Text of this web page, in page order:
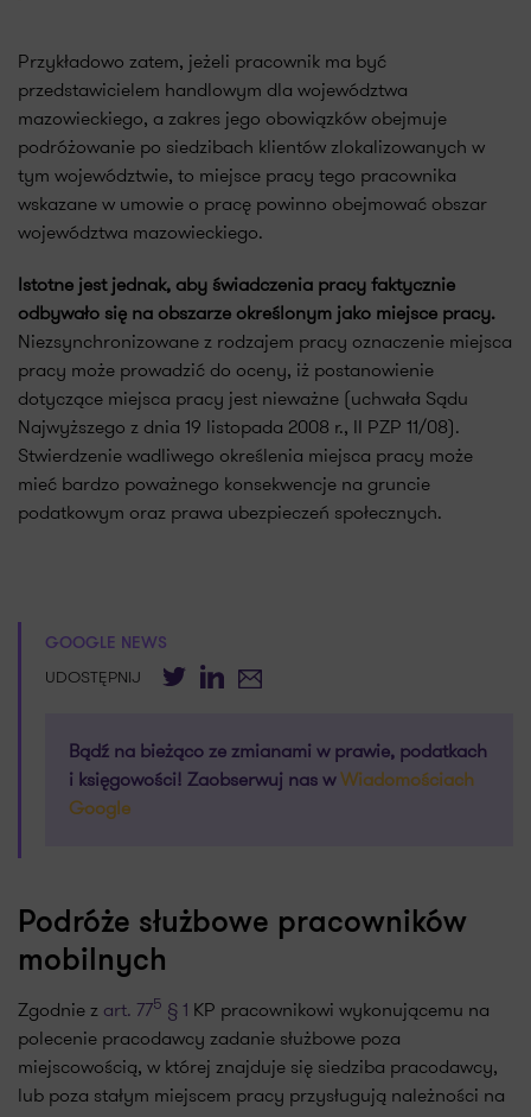
Przykładowo zatem, jeżeli pracownik ma być
przedstawicielem handlowym dla województwa
mazowieckiego, a zakres jego obowiązków obejmuje
podróżowanie po siedzibach klientów zlokalizowanych w
tym województwie, to miejsce pracy tego pracownika
wskazane w umowie o pracę powinno obejmować obszar
województwa mazowieckiego.
Istotne jest jednak, aby świadczenia pracy faktycznie
odbywało się na obszarze określonym jako miejsce pracy.
Niezsynchronizowane z rodzajem pracy oznaczenie miejsca
pracy może prowadzić do oceny, iż postanowienie
dotyczące miejsca pracy jest nieważne (uchwała Sądu
Najwyższego z dnia 19 listopada 2008 r., II PZP 11/08).
Stwierdzenie wadliwego określenia miejsca pracy może
mieć bardzo poważnego konsekwencje na gruncie
podatkowym oraz prawa ubezpieczeń społecznych.
GOOGLE NEWS
UDOSTĘPNIJ TwitterLinkedIn
E-mail
Bądź na bieżąco ze zmianami w prawie, podatkach
i księgowości! Zaobserwuj nas wWiadomościach
Google
Podróże służbowe pracowników
mobilnych
Zgodnie z art. 775 § 1 KP pracownikowi wykonującemu na
polecenie pracodawcy zadanie służbowe poza
miejscowością, w której znajduje się siedziba pracodawcy,
lub poza stałym miejscem pracy przysługują należności na